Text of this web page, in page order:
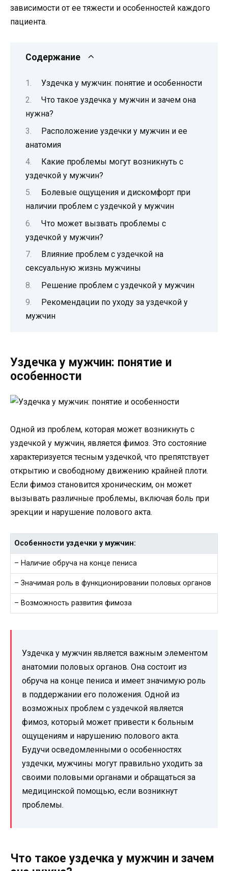
зависимости от ее тяжести и особенностей каждого
пациента.
Содержание
Уздечка у мужчин: понятие и особенности
Что такое уздечка у мужчин и зачем она
нужна?
Расположение уздечки у мужчин и ее
анатомия
Какие проблемы могут возникнуть с
уздечкой у мужчин?
Болевые ощущения и дискомфорт при
наличии проблем с уздечкой у мужчин
Что может вызвать проблемы с
уздечкой у мужчин?
Влияние проблем с уздечкой на
сексуальную жизнь мужчины
Решение проблем с уздечкой у мужчин
Рекомендации по уходу за уздечкой у
мужчин
Уздечка у мужчин: понятие и
особенности
Одной из проблем, которая может возникнуть с
уздечкой у мужчин, является фимоз. Это состояние
характеризуется тесным уздечкой, что препятствует
открытию и свободному движению крайней плоти.
Если фимоз становится хроническим, он может
вызывать различные проблемы, включая боль при
эрекции и нарушение полового акта.
Особенности уздечки у мужчин:
– Наличие обруча на конце пениса
– Значимая роль в функционировании половых органов
– Возможность развития фимоза
Уздечка у мужчин является важным элементом
анатомии половых органов. Она состоит из
обруча на конце пениса и имеет значимую роль
в поддержании его положения. Одной из
возможных проблем с уздечкой является
фимоз, который может привести к больным
ощущениям и нарушению полового акта.
Будучи осведомленными о особенностях
уздечки, мужчины могут правильно уходить за
своими половыми органами и обращаться за
медицинской помощью, если возникнут
проблемы.
Что такое уздечка у мужчин и зачем